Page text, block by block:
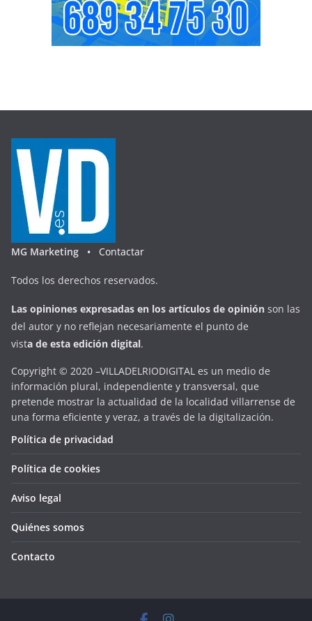
MG Marketing • Contactar
Todos los derechos reservados.
Las opiniones expresadas en los artículos de opinión son las
del autor y no reflejan necesariamente el punto de
vista de esta edición digital.
Copyright © 2020 –VILLADELRIODIGITAL es un medio de
información plural, independiente y transversal, que
pretende mostrar la actualidad de la localidad villarrense de
una forma eficiente y veraz, a través de la digitalización.
Política de privacidad
Política de cookies
Aviso legal
Quiénes somos
Contacto